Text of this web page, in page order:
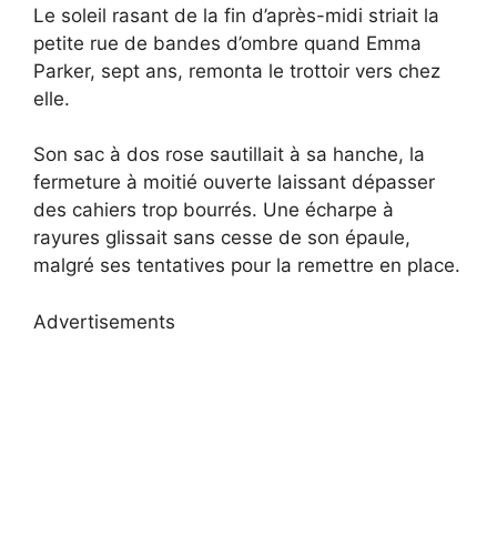
Le soleil rasant de la fin d’après-midi striait la
petite rue de bandes d’ombre quand Emma
Parker, sept ans, remonta le trottoir vers chez
elle.
Son sac à dos rose sautillait à sa hanche, la
fermeture à moitié ouverte laissant dépasser
des cahiers trop bourrés. Une écharpe à
rayures glissait sans cesse de son épaule,
malgré ses tentatives pour la remettre en place.
Advertisements